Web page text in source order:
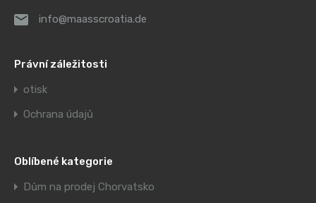
info@maasscroatia.de
Právní záležitosti
otisk
Ochrana údajů
Oblíbené kategorie
Dům na prodej Chorvatsko